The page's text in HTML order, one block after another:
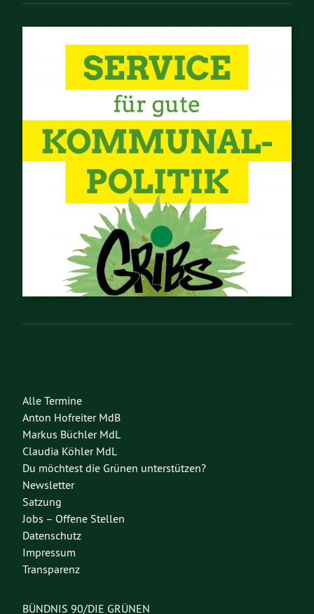
Alle Termine
Anton Hofreiter MdB
Markus Büchler MdL
Claudia Köhler MdL
Du möchtest die Grünen unterstützen?
Newsletter
Satzung
Jobs – Offene Stellen
Datenschutz
Impressum
Transparenz
BÜNDNIS 90/DIE GRÜNEN